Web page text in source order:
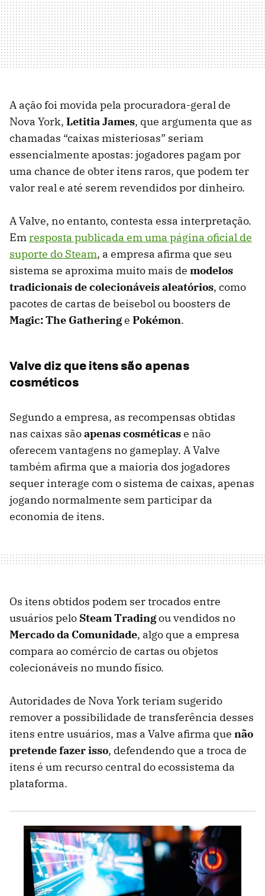
A ação foi movida pela procuradora-geral de
Nova York, Letitia James, que argumenta que as
chamadas “caixas misteriosas” seriam
essencialmente apostas: jogadores pagam por
uma chance de obter itens raros, que podem ter
valor real e até serem revendidos por dinheiro.
A Valve, no entanto, contesta essa interpretação.
Emresposta publicada em uma página oficial de
suporte do Steam, a empresa afirma que seu
sistema se aproxima muito mais de modelos
tradicionais de colecionáveis aleatórios, como
pacotes de cartas de beisebol ou boosters de
Magic: The Gatheringe Pokémon.
Valve diz que itens são apenas
cosméticos
Segundo a empresa, as recompensas obtidas
nas caixas sãoapenas cosméticase não
oferecem vantagens no gameplay. A Valve
também afirma que a maioria dos jogadores
sequer interage com o sistema de caixas, apenas
jogando normalmente sem participar da
economia de itens.
Os itens obtidos podem ser trocados entre
usuários pelo Steam Tradingou vendidos no
Mercado da Comunidade, algo que a empresa
compara ao comércio de cartas ou objetos
colecionáveis no mundo físico.
Autoridades de Nova York teriam sugerido
remover a possibilidade de transferência desses
itens entre usuários, mas a Valve afirma que não
pretende fazer isso, defendendo que a troca de
itens é um recurso central do ecossistema da
plataforma.